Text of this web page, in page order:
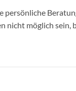
nicht möglich sein,